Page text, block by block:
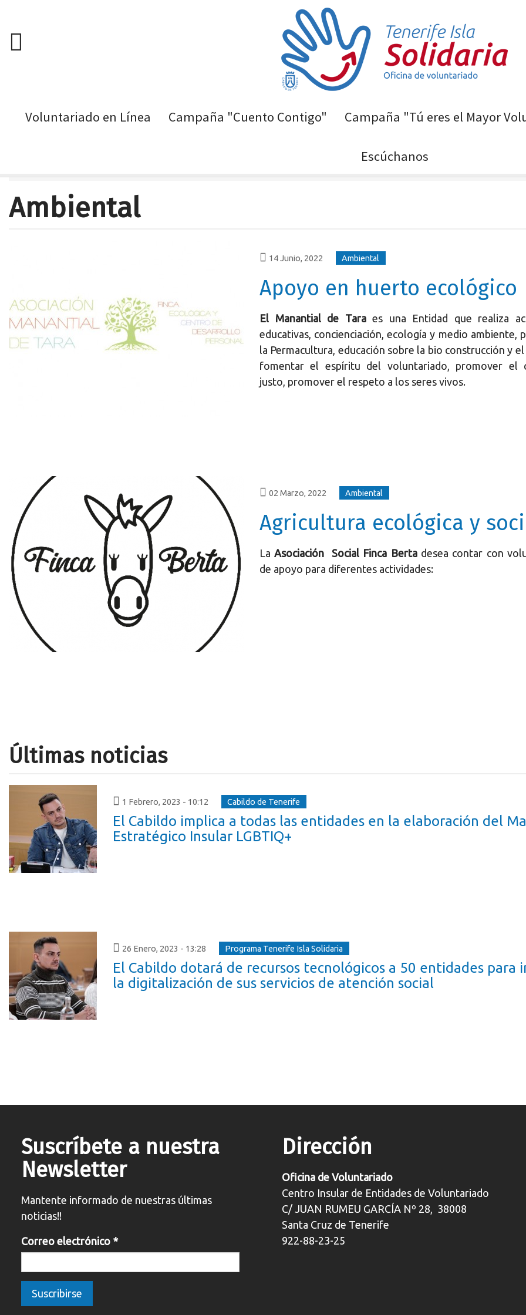
al
contenido
principal
Voluntariado en Línea Campaña "Cuento Contigo" Campaña "Tú eres el Mayor
Escúchanos
Ambiental
14 Junio, 2022 Ambiental
Apoyo en huerto ecológico
El Manantial de Taraes una Entidad que realiza
educativas, concienciación, ecología y medio ambiente,
la Permacultura, educación sobre la bio construcción y el
fomentar el espíritu del voluntariado, promover el
justo, promover el respeto a los seres vivos.
02 Marzo, 2022 Ambiental
Agricultura ecológica y
LaAsociación Social Finca Bertadesea contar con
de apoyo para diferentes actividades:
Últimas noticias
1 Febrero, 2023 - 10:12 Cabildo de Tenerife
El Cabildo implica a todas las entidades en la elaboración del
Estratégico Insular LGBTIQ+
26 Enero, 2023 - 13:28 Programa Tenerife Isla Solidaria
El Cabildo dotará de recursos tecnológicos a 50 entidades para
la digitalización de sus servicios de atención social
Suscríbete a nuestra
Newsletter
Mantente informado de nuestras últimas
noticias!!
Correo electrónico *
Suscribirse
Dirección
Oficina de Voluntariado
Centro Insular de Entidades de Voluntariado
C/ JUAN RUMEU GARCÍA Nº 28, 38008
Santa Cruz de Tenerife
922-88-23-25